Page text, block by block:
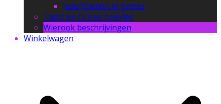
(edel)Stenen in games
Tarot en Orakel boekjes
Wierook beschrijvingen
Winkelwagen